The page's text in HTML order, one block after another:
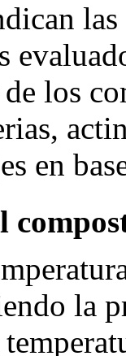
los
en
la